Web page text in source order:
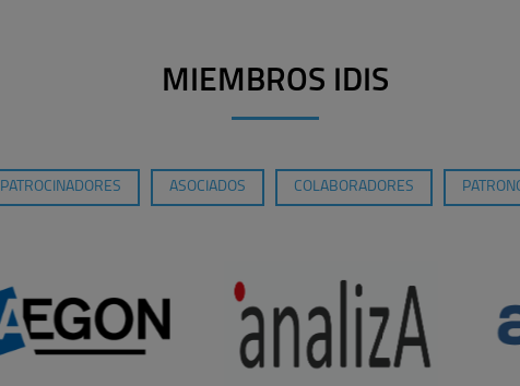
MIEMBROS IDIS
PATROCINADORES ASOCIADOS COLABORADORES